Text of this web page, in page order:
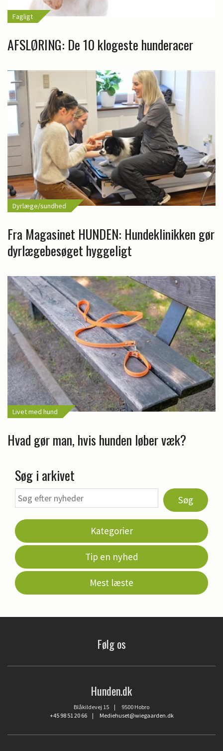
Fagligt
AFSLØRING: De 10 klogeste hunderacer
Dyrlæge/sundhed
Fra Magasinet HUNDEN: Hundeklinikken gør
dyrlægebesøget hyggeligt
Livet med hund
Hvad gør man, hvis hunden løber væk?
Søg i arkivet
Søg
Kategorier
Tip en nyhed
Mest læste
Følg os
Hunden.dk
Blåkildevej 15 | 9500 Hobro
+45 98 51 20 66| Mediehuset@wiegaarden.dk